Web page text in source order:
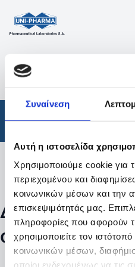
Συναίνεση
Αυτή η ιστοσελίδα
Χρησιμοποιούμε cookie για
περιεχομένου και
κοινωνικών μέσων και την
επισκεψιμότητάς μας.
πληροφορίες που αφορούν
χρησιμοποιείτε τον
κοινωνικών μέσων,
οποίοι ενδεχομένως να τις
ΠΡΟΪΟΝΤΑ
ΑΠΟΤΕΛΕΣΜΑΤΑ
Φάρμακα
Φίλτρα
Δεν βρέθηκαν
συγκεκριμένα